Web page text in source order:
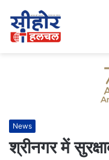
News
श्रीनगर में